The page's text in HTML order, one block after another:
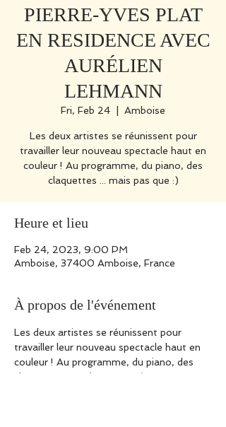
PIERRE-YVES PLAT
EN RESIDENCE AVEC
AURÉLIEN
LEHMANN
Fri, Feb 24 Amboise
Les deux artistes se réunissent pour
travailler leur nouveau spectacle haut en
couleur ! Au programme, du piano, des
claquettes ... mais pas que :)
Heure et lieu
Feb 24, 2023, 9:00 PM
Amboise, 37400 Amboise, France
À propos de l'événement
Les deux artistes se réunissent pour
travailler leur nouveau spectacle haut en
couleur ! Au programme, du piano, des
claquettes ... mais pas que :)